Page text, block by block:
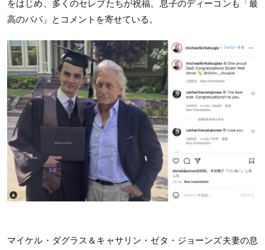
をはじめ、多くのセレブたちが祝福。息子のディーコンも「最
高のパパ」とコメントを寄せている。
マイケル・ダグラス＆キャサリン・ゼタ・ジョーンズ夫妻の息